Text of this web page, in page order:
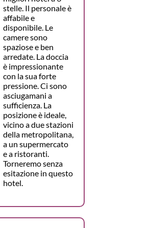
stelle. Il personale è
affabile e
disponibile. Le
camere sono
spaziose e ben
arredate. La doccia
è impressionante
con la sua forte
pressione. Ci sono
asciugamani a
sufficienza. La
posizione è ideale,
vicino a due stazioni
della metropolitana,
a un supermercato
e a ristoranti.
Torneremo senza
esitazione in questo
hotel.